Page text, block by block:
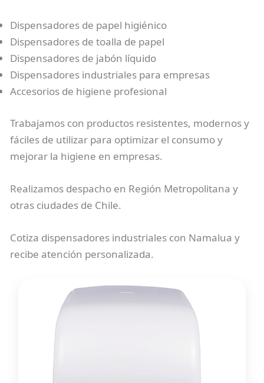
Dispensadores de papel higiénico
Dispensadores de toalla de papel
Dispensadores de jabón líquido
Dispensadores industriales para empresas
Accesorios de higiene profesional
Trabajamos con productos resistentes, modernos y
fáciles de utilizar para optimizar el consumo y
mejorar la higiene en empresas.
Realizamos despacho en Región Metropolitana y
otras ciudades de Chile.
Cotiza dispensadores industriales con Namalua y
recibe atención personalizada.